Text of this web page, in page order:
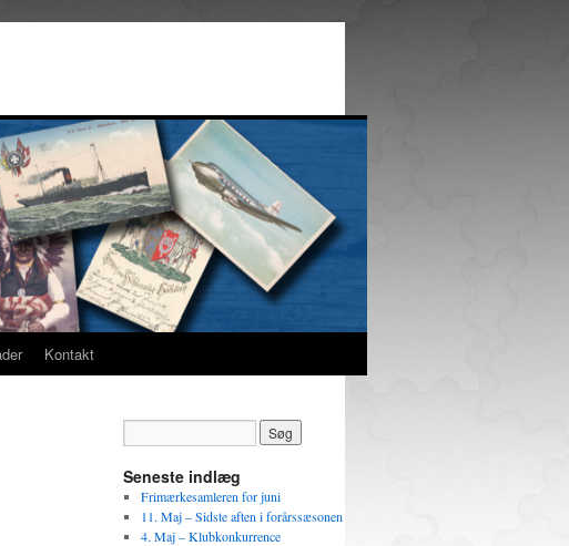
Kontakt
Seneste indlæg
Frimærkesamleren for juni
11. Maj – Sidste aften i forårssæsonen
4. Maj – Klubkonkurrence